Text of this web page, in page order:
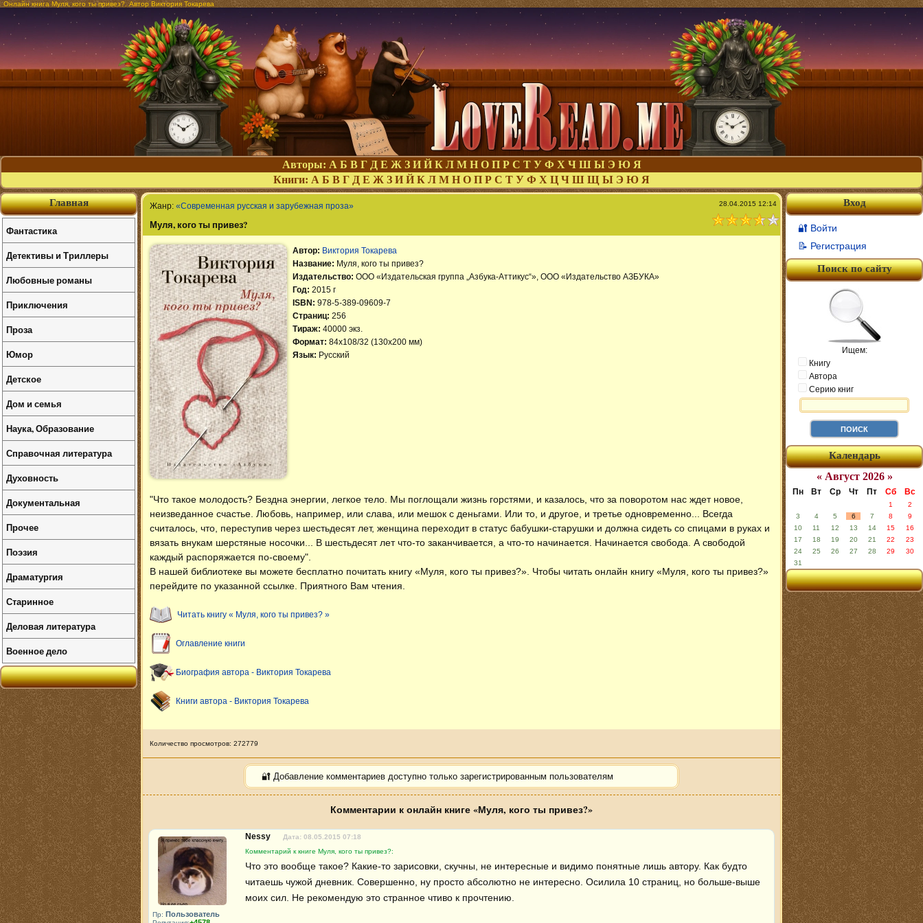
Онлайн книга Муля, кого ты привез?. Автор Виктория Токарева
Авторы: А Б В Г Д Е Ж З И Й К Л М Н О П Р С Т У Ф Х Ч Ш Ы Э Ю Я
Книги: А Б В Г Д Е Ж З И Й К Л М Н О П Р С Т У Ф Х Ц Ч Ш Щ Ы Э Ю Я
Жанр: «Современная русская и зарубежная проза»
Муля, кого ты привез?
28.04.2015 12:14
Автор: Виктория Токарева
Название: Муля, кого ты привез?
Издательство: ООО «Издательская группа „Азбука-Аттикус“», ООО «Издательство АЗБУКА»
Год: 2015 г
ISBN: 978-5-389-09609-7
Страниц: 256
Тираж: 40000 экз.
Формат: 84x108/32 (130х200 мм)
Язык: Русский
"Что такое молодость? Бездна энергии, легкое тело. Мы поглощали жизнь горстями, и казалось, что за поворотом нас ждет новое,
неизведанное счастье. Любовь, например, или слава, или мешок с деньгами. Или то, и другое, и третье одновременно... Всегда
считалось, что, переступив через шестьдесят лет, женщина переходит в статус бабушки-старушки и должна сидеть со спицами в руках и
вязать внукам шерстяные носочки... В шестьдесят лет что-то заканчивается, а что-то начинается. Начинается свобода. А свободой
каждый распоряжается по-своему".
В нашей библиотеке вы можете бесплатно почитать книгу «Муля, кого ты привез?» . Чтобы читать онлайн книгу «Муля, кого ты привез?»
перейдите по указанной ссылке. Приятного Вам чтения.
Читать книгу « Муля, кого ты привез? »
Оглавление книги
Биография автора - Виктория Токарева
Книги автора - Виктория Токарева
Количество просмотров: 272779
🔐 Добавление комментариев доступно только зарегистрированным пользователям
Комментарии к онлайн книге «Муля, кого ты привез?»
Пр: Пользователь
Nessy
Дата: 08.05.2015 07:18
Комментарий к книге Муля, кого ты привез?:
Что это вообще такое? Какие-то зарисовки, скучны, не интересные и видимо понятные лишь автору. Как будто
читаешь чужой дневник. Совершенно, ну просто абсолютно не интересно. Осилила 10 страниц, но больше-выше
моих сил. Не рекомендую это странное чтиво к прочтению.
Вход
🔐 Войти
📝 Регистрация
Поиск по сайту
Ищем:
Книгу
Автора
Серию книг
Календарь
« Август 2026 »
Пн Вт Ср Чт Пт Сб Вс
1
2
3
4 5 6 7 8
9
10
11 12 13 14 15
16
17
18 19 20 21 22
23
24
25 26 27 28 29
30
31
Главная
Фантастика
Детективы и Триллеры
Любовные романы
Приключения
Проза
Юмор
Детское
Дом и семья
Наука, Образование
Справочная литература
Духовность
Документальная
Прочее
Поэзия
Драматургия
Старинное
Деловая литература
Военное дело